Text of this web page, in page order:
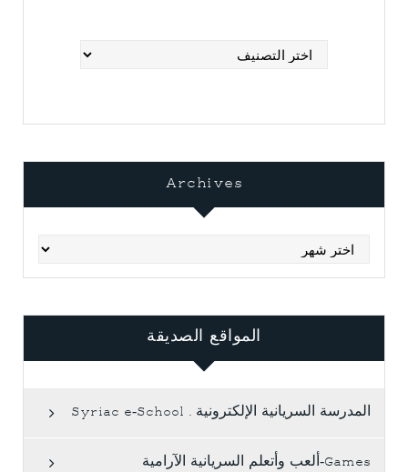
Archives
Archives
المواقع الصديقة
المدرسة السريانية الإلكترونية . Syriac e-School
Games-ألعب وأتعلم السريانية الآرامية